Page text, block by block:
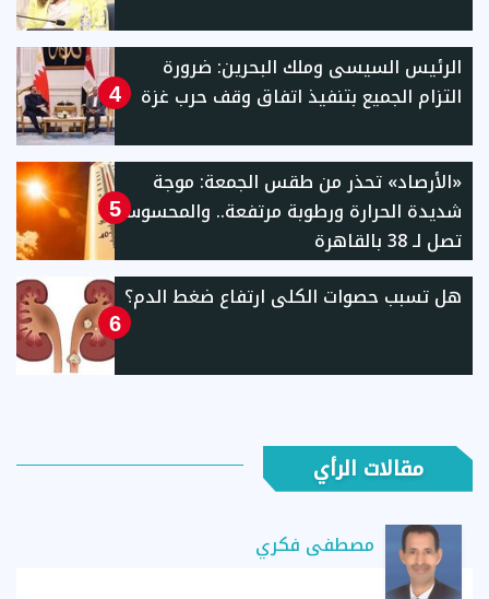
4
الرئيس السيسى وملك البحرين: ضرورة
التزام الجميع بتنفيذ اتفاق وقف حرب غزة
5
«الأرصاد» تحذر من طقس الجمعة: موجة
شديدة الحرارة ورطوبة مرتفعة.. والمحسوسة
تصل لـ 38 بالقاهرة
6
هل تسبب حصوات الكلى ارتفاع ضغط الدم؟
مقالات الرأي
مصطفى فكري